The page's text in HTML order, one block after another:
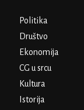
Politika
Društvo
Ekonomija
CG u srcu
Kultura
Istorija